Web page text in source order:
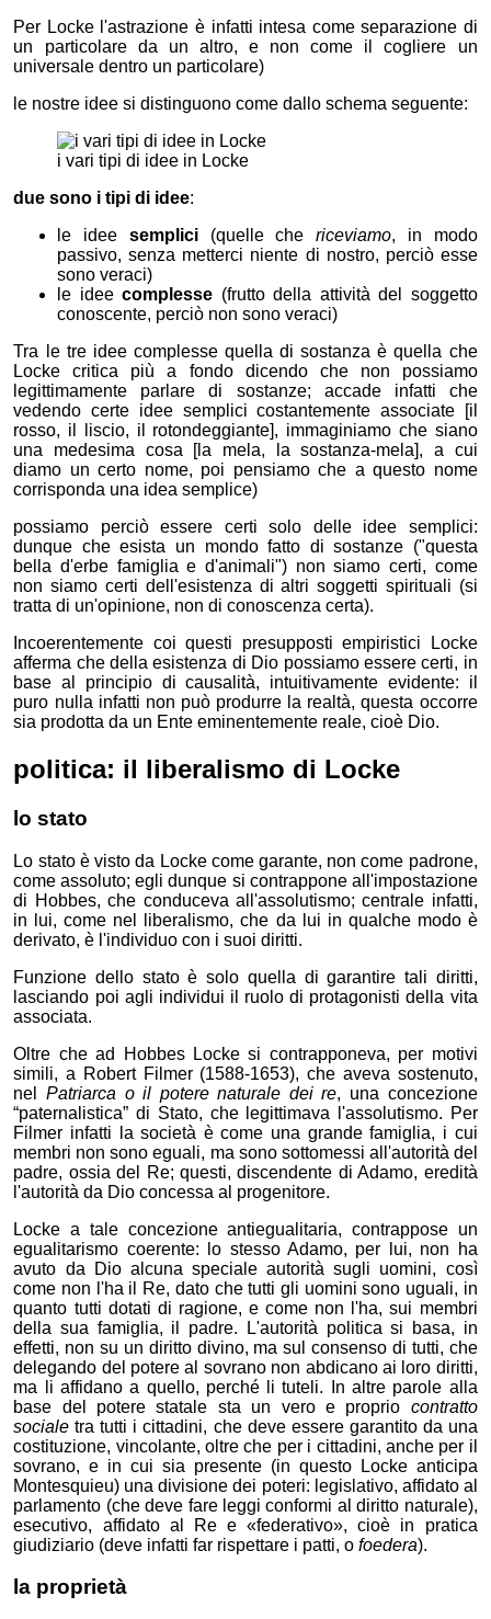
Per Locke l'astrazione è infatti intesa come separazione di
un particolare da un altro, e non come il cogliere un
universale dentro un particolare)
le nostre idee si distinguono come dallo schema seguente:
i vari tipi di idee in Locke
due sono i tipi di idee:
le idee semplici(quelle chericeviamo, in modo
passivo, senza metterci niente di nostro, perciò esse
sono veraci)
le ideecomplesse (frutto della attività del soggetto
conoscente, perciò non sono veraci)
Tra le tre idee complesse quella di sostanza è quella che
Locke critica più a fondo dicendo che non possiamo
legittimamente parlare di sostanze; accade infatti che
vedendo certe idee semplici costantemente associate [il
rosso, il liscio, il rotondeggiante], immaginiamo che siano
una medesima cosa [la mela, la sostanza-mela], a cui
diamo un certo nome, poi pensiamo che a questo nome
corrisponda una idea semplice)
possiamo perciò essere certi solo delle idee semplici:
dunque che esista un mondo fatto di sostanze ("questa
bella d'erbe famiglia e d'animali") non siamo certi, come
non siamo certi dell'esistenza di altri soggetti spirituali (si
tratta di un'opinione, non di conoscenza certa).
Incoerentemente coi questi presupposti empiristici Locke
afferma che della esistenza di Dio possiamo essere certi, in
base al principio di causalità, intuitivamente evidente: il
puro nulla infatti non può produrre la realtà, questa occorre
sia prodotta da un Ente eminentemente reale, cioè Dio.
politica: il liberalismo di Locke
lo stato
Lo stato è visto da Locke come garante, non come padrone,
come assoluto; egli dunque si contrappone all'impostazione
di Hobbes, che conduceva all'assolutismo; centrale infatti,
in lui, come nel liberalismo, che da lui in qualche modo è
derivato, è l'individuo con i suoi diritti.
Funzione dello stato è solo quella di garantire tali diritti,
lasciando poi agli individui il ruolo di protagonisti della vita
associata.
Oltre che ad Hobbes Locke si contrapponeva, per motivi
simili, a Robert Filmer (1588-1653), che aveva sostenuto,
nel Patriarca o il potere naturale dei re, una concezione
“paternalistica” di Stato, che legittimava l'assolutismo. Per
Filmer infatti la società è come una grande famiglia, i cui
membri non sono eguali, ma sono sottomessi all'autorità del
padre, ossia del Re; questi, discendente di Adamo, eredità
l'autorità da Dio concessa al progenitore.
Locke a tale concezione antiegualitaria, contrappose un
egualitarismo coerente: lo stesso Adamo, per lui, non ha
avuto da Dio alcuna speciale autorità sugli uomini, così
come non l'ha il Re, dato che tutti gli uomini sono uguali, in
quanto tutti dotati di ragione, e come non l'ha, sui membri
della sua famiglia, il padre. L'autorità politica si basa, in
effetti, non su un diritto divino, ma sul consenso di tutti, che
delegando del potere al sovrano non abdicano ai loro diritti,
ma li affidano a quello, perché li tuteli. In altre parole alla
base del potere statale sta un vero e proprio contratto
sociale tra tutti i cittadini, che deve essere garantito da una
costituzione, vincolante, oltre che per i cittadini, anche per il
sovrano, e in cui sia presente (in questo Locke anticipa
Montesquieu) una divisione dei poteri: legislativo, affidato al
parlamento (che deve fare leggi conformi al diritto naturale),
esecutivo, affidato al Re e «federativo», cioè in pratica
giudiziario (deve infatti far rispettare i patti, ofoedera).
la proprietà